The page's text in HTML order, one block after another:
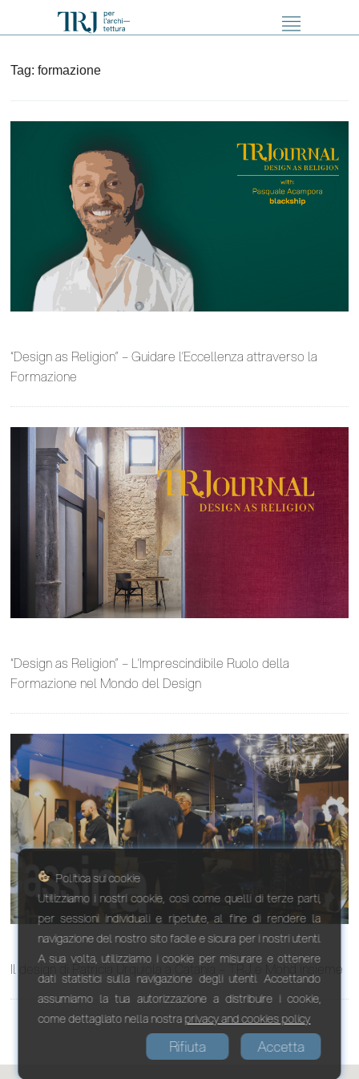
Tag: formazione
“Design as Religion” – Guidare l’Eccellenza attraverso la
Formazione
“Design as Religion” – L’Imprescindibile Ruolo della
Formazione nel Mondo del Design
Il design di Patricia Urquiola a Catania – TRJ e Mohd insieme
Politica sui cookie
Utilizziamo i nostri cookie, così come quelli di terze parti,
per sessioni individuali e ripetute, al fine di rendere la
navigazione del nostro sito facile e sicura per i nostri utenti.
A sua volta, utilizziamo i cookie per misurare e ottenere
dati statistici sulla navigazione degli utenti. Accettando
assumiamo la tua autorizzazione a distribuire i cookie,
come dettagliato nella nostra privacy and cookies policy
Accetta
Rifiuta